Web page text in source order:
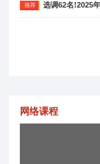
推荐
网络课程